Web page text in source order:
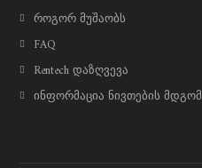
როგორ მუშაობს
FAQ
Rentech დაზღვევა
ინფორმაცია ნივთების